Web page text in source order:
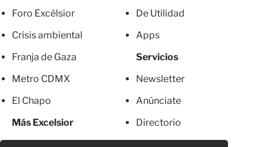
Foro Excélsior
Crisis ambiental
Franja de Gaza
Metro CDMX
El Chapo
Más Excelsior
De Utilidad
Apps
Servicios
Newsletter
Anúnciate
Directorio